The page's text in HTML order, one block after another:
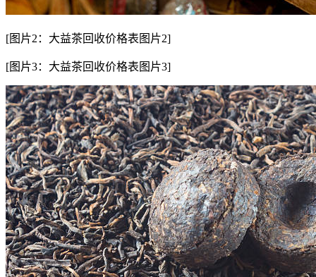
[图片2：大益茶回收价格表图片2]
[图片3：大益茶回收价格表图片3]